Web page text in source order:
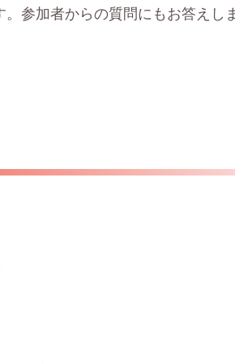
参加者からの質問にもお答えし